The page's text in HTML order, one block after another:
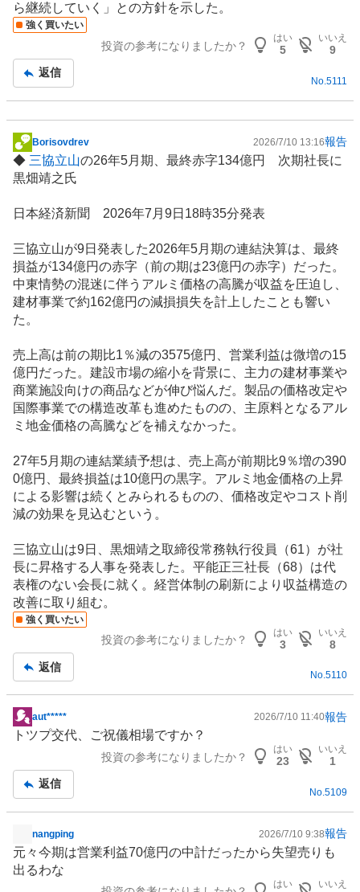
ら継続していく」との方針を示した。
強く買いたい
投資の参考になりましたか？
はい
5
いいえ
9
返信
No. 5111
掲
示
板
事
Borisovdrev 2026/7/10 13:16報告
◆ 三協立山の26年5月期、最終赤字134億円 次期社長に
黒畑靖之氏
日本経済新聞 2026年7月9日18時35分発表
三協立山が9日発表した2026年5月期の連結決算は、最終
損益が134億円の赤字（前の期は23億円の赤字）だった。
中東情勢の混迷に伴うアルミ価格の高騰が収益を圧迫し、
建材事業で約162億円の減損損失を計上したことも響い
た。
売上高は前の期比1％減の3575億円、営業利益は微増の15
億円だった。建設市場の縮小を背景に、主力の建材事業や
商業施設向けの商品などが伸び悩んだ。製品の価格改定や
国際事業での構造改革も進めたものの、主原料となるアル
ミ地金価格の高騰などを補えなかった。
27年5月期の連結業績予想は、売上高が前期比9％増の390
0億円、最終損益は10億円の黒字。アルミ地金価格の上昇
による影響は続くとみられるものの、価格改定やコスト削
減の効果を見込むという。
三協立山は9日、黒畑靖之取締役常務執行役員（61）が社
長に昇格する人事を発表した。平能正三社長（68）は代
表権のない会長に就く。経営体制の刷新により収益構造の
改善に取り組む。
強く買いたい
投資の参考になりましたか？
はい
3
いいえ
8
返信
No.5110
掲
示
事
aut***** 2026/7/10 11:40報告
トツプ交代、ご祝儀相場ですか？
投資の参考になりましたか？
はい
23
いいえ
1
返信
No. 5109
示
板
nangping 2026/7/10 9:38報告
元々今期は営業利益70億円の中計だったから失望売りも
出るわな
はい いいえ